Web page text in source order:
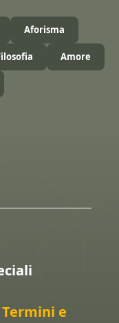
Aforisma
Amore
Termini e